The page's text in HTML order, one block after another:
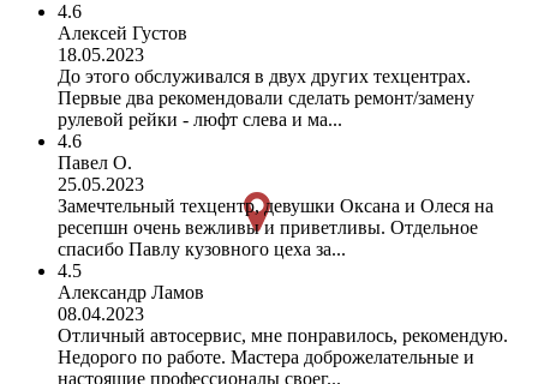
4.6
Алексей Густов
18.05.2023
До этого обслуживался в двух других техцентрах.
Первые два рекомендовали сделать ремонт/замену
рулевой рейки - люфт слева и ма...
4.6
Павел О.
25.05.2023
Замечтельный техцентр, девушки Оксана и Олеся на
ресепшн очень вежливы и приветливы. Отдельное
спасибо Павлу кузовного цеха за...
4.5
Александр Ламов
08.04.2023
Отличный автосервис, мне понравилось, рекомендую.
Недорого по работе. Мастера доброжелательные и
настоящие профессионалы своег...